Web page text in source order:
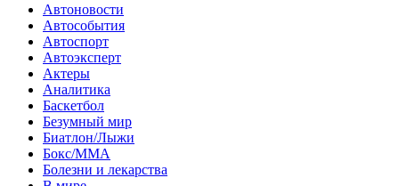
Автоновости
Автособытия
Автоспорт
Автоэксперт
Актеры
Аналитика
Баскетбол
Безумный мир
Биатлон/Лыжи
Бокс/MMA
Болезни и лекарства